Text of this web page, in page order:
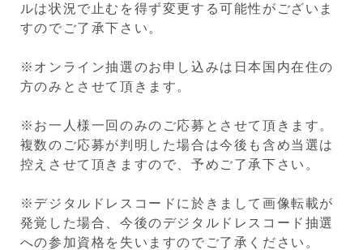
ルは状況で止むを得ず変更する可能性がございま
すのでご了承下さい。
※オンライン抽選のお申し込みは日本国内在住の
方のみとさせて頂きます。
※お一人様一回のみのご応募とさせて頂きます。
複数のご応募が判明した場合は今後も含め当選は
控えさせて頂きますので、予めご了承下さい。
※デジタルドレスコードに於きまして画像転載が
発覚した場合、今後のデジタルドレスコード抽選
への参加資格を失いますのでご了承ください。